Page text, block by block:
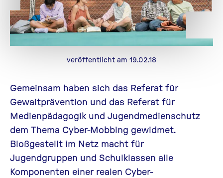
veröffentlicht am 19.02.18
Gemeinsam haben sich das Referat für
Gewaltprävention und das Referat für
Medienpädagogik und Jugendmedienschutz
dem Thema Cyber-Mobbing gewidmet.
Bloßgestellt im Netz macht für
Jugendgruppen und Schulklassen alle
Komponenten einer realen Cyber-